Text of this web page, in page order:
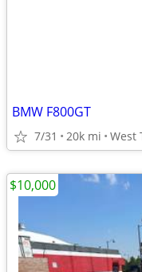
BMW F800GT
7/31 20k mi West
$10,000